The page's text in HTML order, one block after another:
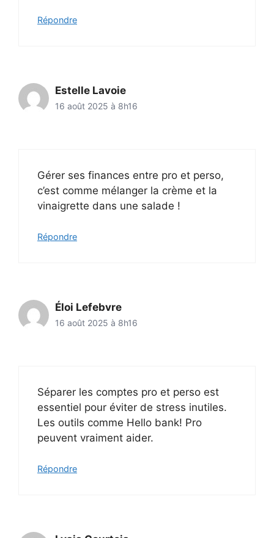
Répondre
Estelle Lavoie
16 août 2025 à 8h16
Gérer ses finances entre pro et perso,
c’est comme mélanger la crème et la
vinaigrette dans une salade !
Répondre
Éloi Lefebvre
16 août 2025 à 8h16
Séparer les comptes pro et perso est
essentiel pour éviter de stress inutiles.
Les outils comme Hello bank! Pro
peuvent vraiment aider.
Répondre